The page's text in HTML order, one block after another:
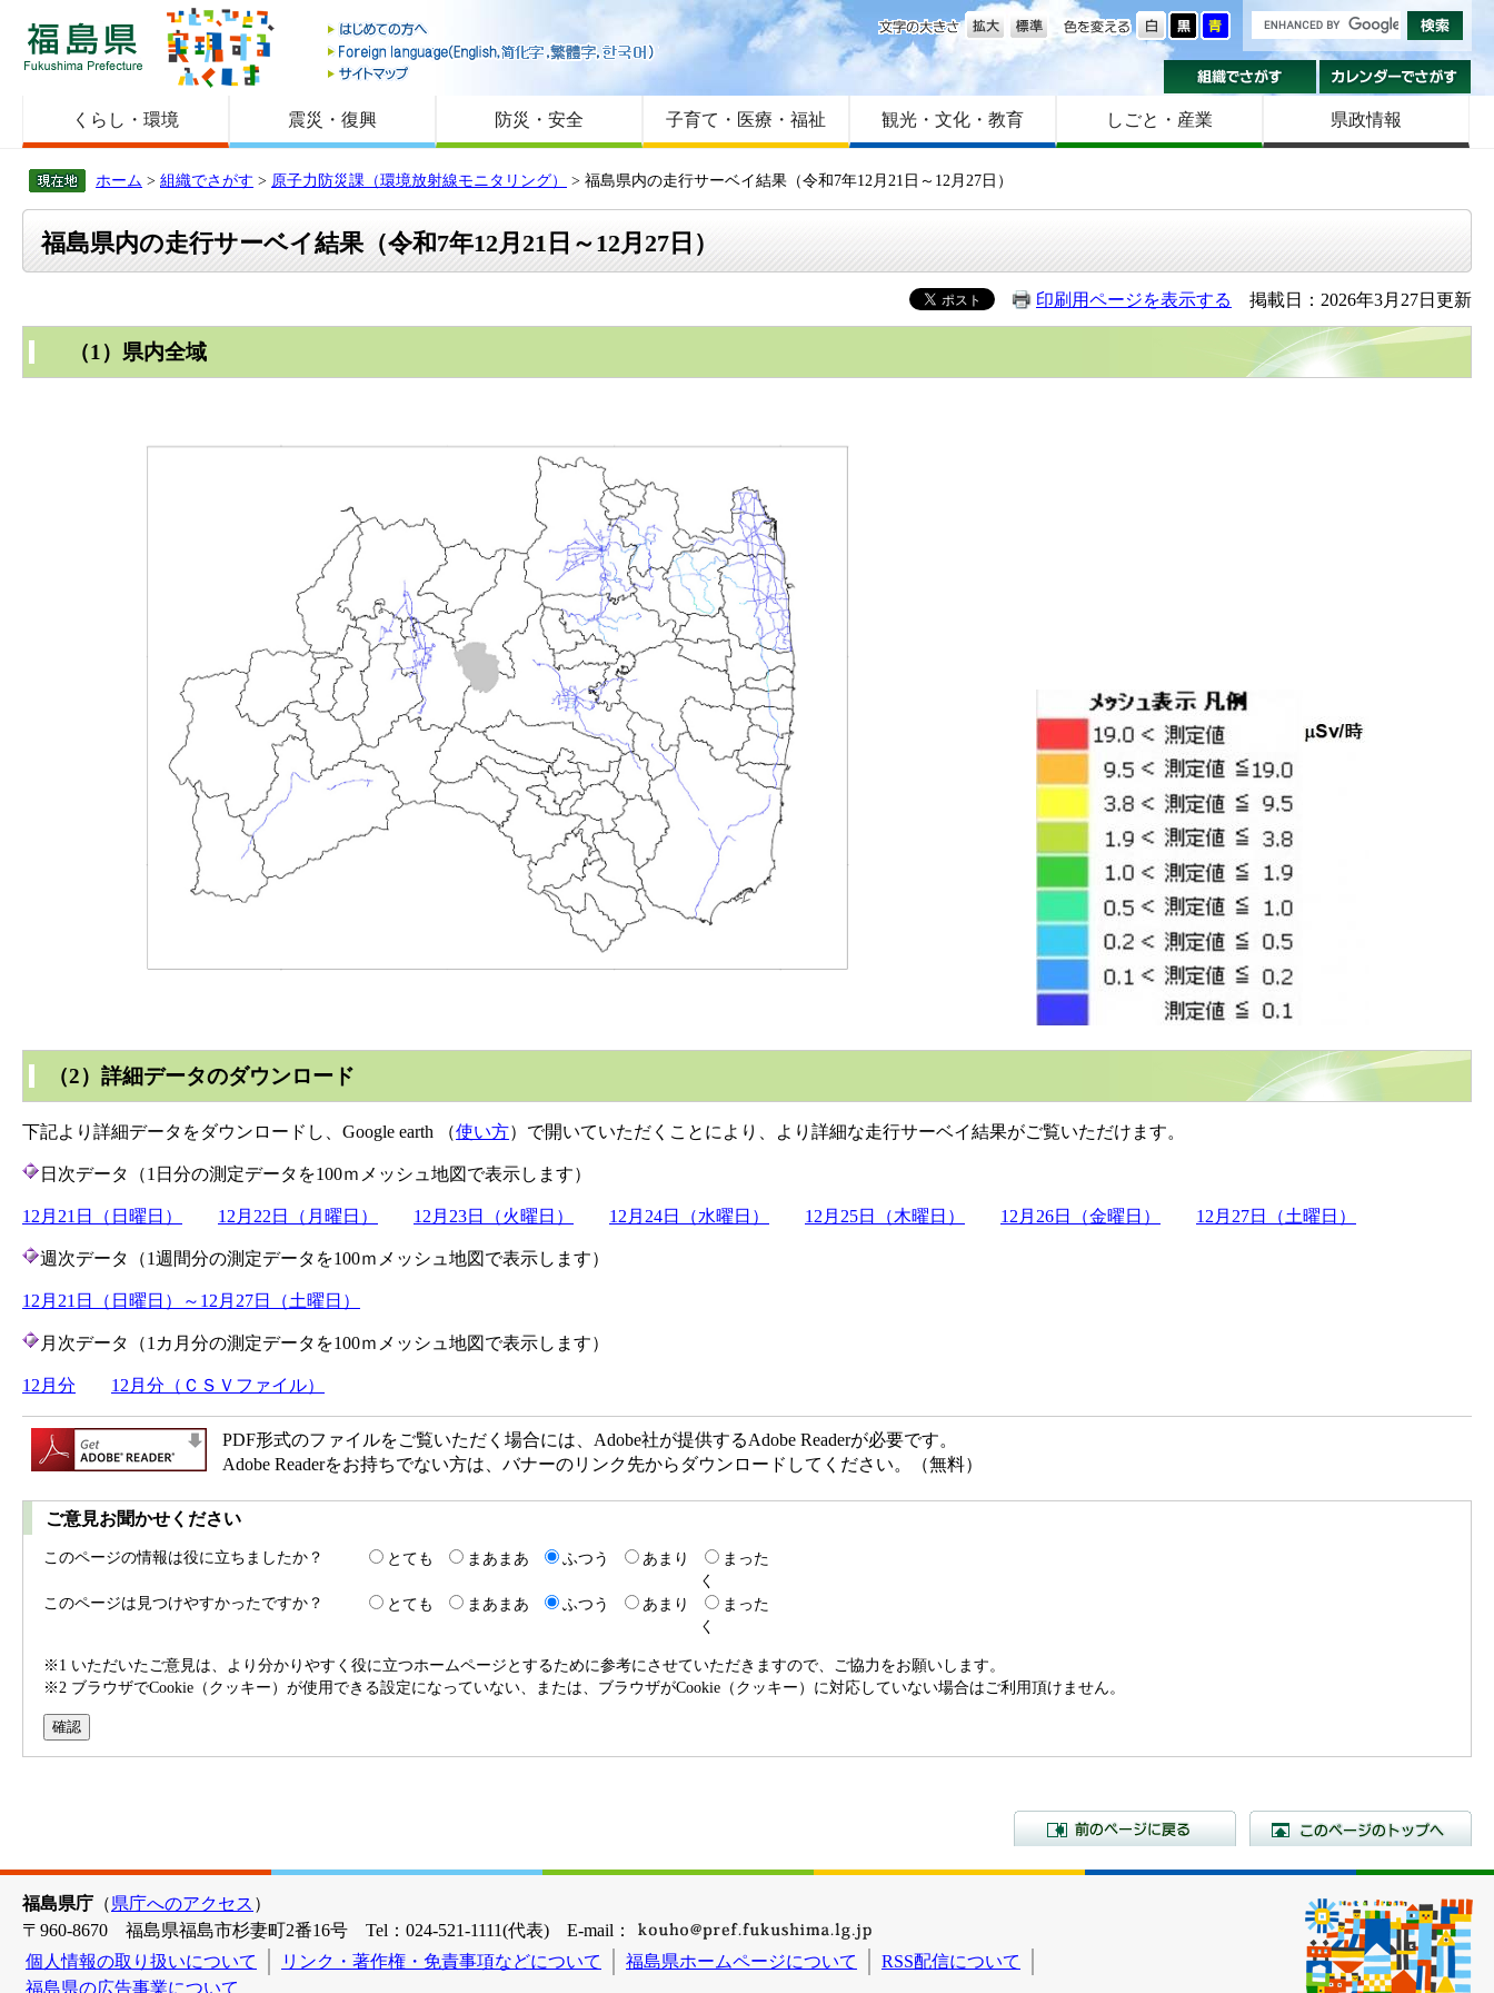
福島県
はじめての方へ
Foreign language
サイトマップ
色を変える
文字の大きさ
組織でさがす
くらし・環境 震災・復興 防災・安全 子育て・医療・福祉 観光・文化・教育 しごと・産業 県政情報
ホーム > 組織でさがす > 原子力防災課（環境放射線モニタリング） > 福島県内の走行サーベイ結果（令和7年12月21日～12月27日）
福島県内の走行サーベイ結果（令和7年12月21日～12月27日）
印刷用ページを表示する 掲載日：2026年3月27日更新
（1）県内全域
（2）詳細データのダウンロード
下記より詳細データをダウンロードし、Google earth （使い方）で開いていただくことにより、より詳細な走行サーベイ結果がご覧いただけます。
日次データ（1日分の測定データを100ｍメッシュ地図で表示します）
12月21日（日曜日） 12月22日（月曜日） 12月23日（火曜日） 12月24日（水曜日） 12月25日（木曜日） 12月26日（金曜日） 12月27日（土曜日）
週次データ（1週間分の測定データを100ｍメッシュ地図で表示します）
12月21日（日曜日）～12月27日（土曜日）
月次データ（1カ月分の測定データを100ｍメッシュ地図で表示します）
12月分 12月分（ＣＳＶファイル）
PDF形式のファイルをご覧いただく場合には、Adobe社が提供するAdobe Readerが必要です。
Adobe Readerをお持ちでない方は、バナーのリンク先からダウンロードしてください。（無料）
ご意見お聞かせください
このページの情報は役に立ちましたか？ とても まあまあ ふつう あまり
まった
く
このページは見つけやすかったですか？
とても まあまあ ふつう あまり
まった
く
※1 いただいたご意見は、より分かりやすく役に立つホームページとするために参考にさせていただきますので、ご協力をお願いします。
※2 ブラウザでCookie（クッキー）が使用できる設定になっていない、または、ブラウザがCookie（クッキー）に対応していない場合はご利用頂けません。
前のページに戻る
福島県庁 （県庁へのアクセス ）
〒960-8670 福島県福島市杉妻町2番16号 Tel：024-521-1111(代表) E-mail：
個人情報の取り扱いについて
リンク・著作権・免責事項などについて 福島県ホームページについて
RSS配信について
福島県の広告事業について